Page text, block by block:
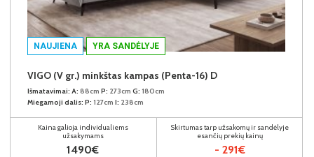
NAUJIENA YRA SANDĖLYJE
VIGO (V gr.) minkštas kampas (Penta-16) D
Išmatavimai: A: 88cm P: 273cm G: 180cm
Miegamoji dalis: P: 127cm I: 238cm
Kaina galioja individualiems
užsakymams
1490€
Skirtumas tarp užsakomų ir sandėlyje
esančių prekių kainų
- 291€